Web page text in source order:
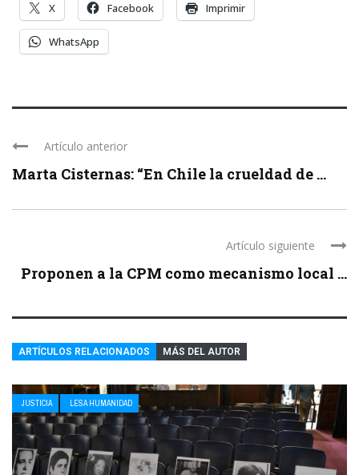
X Facebook Imprimir
WhatsApp
Artículo anterior
Marta Cisternas: “En Chile la crueldad de ...
Artículo siguiente
Proponen a la CPM como mecanismo local ...
ARTÍCULOS RELACIONADOS MÁS DEL AUTOR
JUSTICIA LESA HUMANIDAD